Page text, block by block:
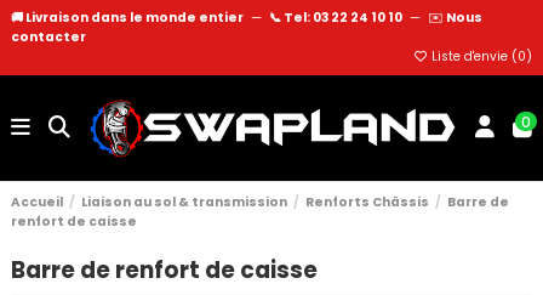
🚚 Livraison dans le monde entier — 📞 Tel: 03 22 24 10 10 — ✉️ Nous
contacter
Liste d'envie (0)
0
Accueil Liaison au sol & transmission Renforts Châssis
Barre de
renfort de caisse
Barre de renfort de caisse